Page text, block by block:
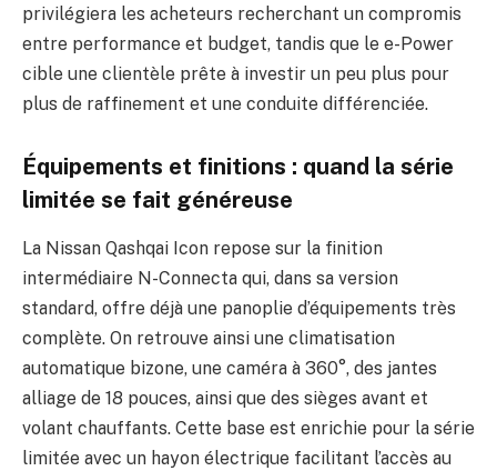
privilégiera les acheteurs recherchant un compromis
entre performance et budget, tandis que le e-Power
cible une clientèle prête à investir un peu plus pour
plus de raffinement et une conduite différenciée.
Équipements et finitions : quand la série
limitée se fait généreuse
La Nissan Qashqai Icon repose sur la finition
intermédiaire N-Connecta qui, dans sa version
standard, offre déjà une panoplie d’équipements très
complète. On retrouve ainsi une climatisation
automatique bizone, une caméra à 360°, des jantes
alliage de 18 pouces, ainsi que des sièges avant et
volant chauffants. Cette base est enrichie pour la série
limitée avec un hayon électrique facilitant l’accès au